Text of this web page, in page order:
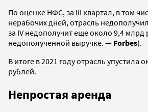
По оценке НФС, за III квартал, в том
нерабочих дней, отрасль
за IV недополучит еще около 9,4 млрд
недополученной выручке. — Forbes).
В итоге в 2021 году отрасль упустила
рублей.
Непростая аренда